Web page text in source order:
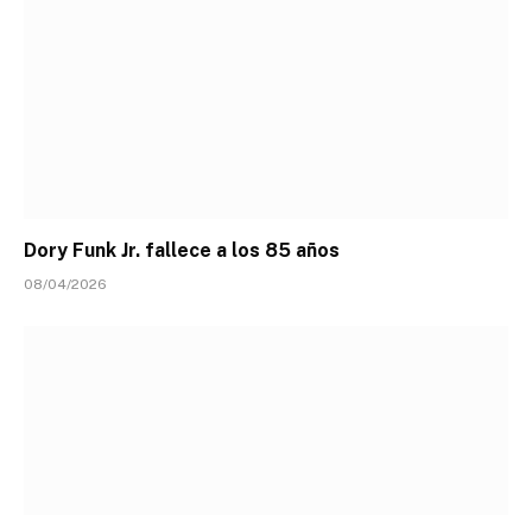
Dory Funk Jr. fallece a los 85 años
08/04/2026